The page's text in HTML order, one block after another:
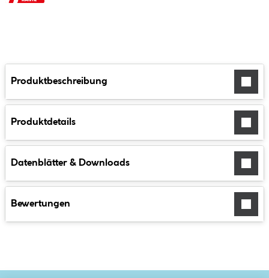
Produktbeschreibung
Produktdetails
Datenblätter & Downloads
Bewertungen